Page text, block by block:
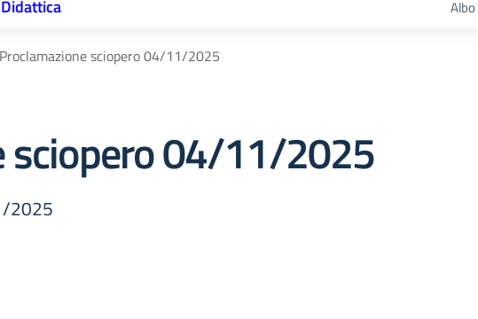
Didattica
Proclamazione sciopero 04/11/2025
sciopero 04/11/2025
2025